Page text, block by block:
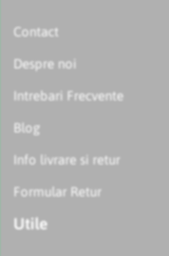
Contact
Despre noi
Intrebari Frecvente
Blog
Info livrare si retur
Formular Retur
Utile